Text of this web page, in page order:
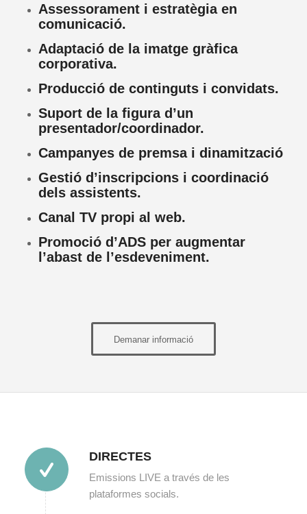
Assessorament i estratègia en
comunicació.
Adaptació de la imatge gràfica
corporativa.
Producció de continguts i convidats.
Suport de la figura d’un
presentador/coordinador.
Campanyes de premsa i dinamització
Gestió d’inscripcions i coordinació
dels assistents.
Canal TV propi al web.
Promoció d’ADS per augmentar
l’abast de l’esdeveniment.
Demanar informació
DIRECTES
Emissions LIVE a través de les
plataformes socials.